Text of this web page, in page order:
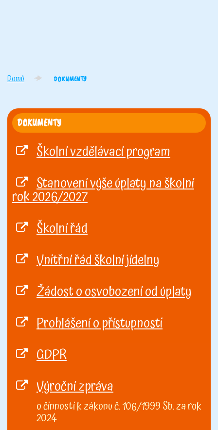
Domů DOKUMENTY
DOKUMENTY
Školní vzdělávací program
Stanovení výše úplaty na školní
rok 2026/2027
Školní řád
Vnitřní řád školní jídelny
Žádost o osvobození od úplaty
Prohlášení o přístupnosti
GDPR
Výroční zpráva
o činnosti k zákonu č. 106/1999 Sb. za rok
2024